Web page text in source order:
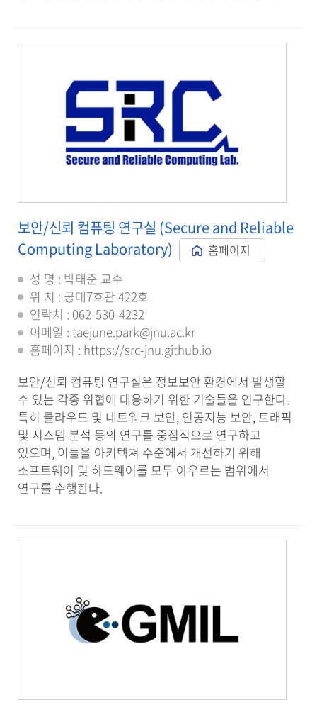
보안/신뢰 컴퓨팅 연구실 (Secure and Reliable
Computing Laboratory)
홈페이지
성 명 : 박태준 교수
위 치 : 공대7호관 422호
연락처 : 062-530-4232
이메일 : taejune.park@jnu.ac.kr
홈페이지 : https://src-jnu.github.io
보안/신뢰 컴퓨팅 연구실은 정보보안 환경에서 발생할
수 있는 각종 위협에 대응하기 위한 기술들을 연구한다.
특히 클라우드 및 네트워크 보안, 인공지능 보안, 트래픽
및 시스템 분석 등의 연구를 중점적으로 연구하고
있으며, 이들을 아키텍쳐 수준에서 개선하기 위해
소프트웨어 및 하드웨어를 모두 아우르는 범위에서
연구를 수행한다.